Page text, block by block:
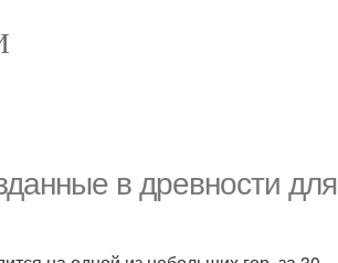
в древности для